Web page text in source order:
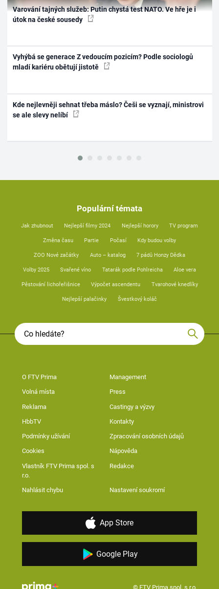
Varování tajných služeb: Putin chystá test NATO. Ve hře je i
útok na české sousedy
Vyhýbá se generace Z vedoucím pozicím? Podle sociologů
mladí kariéru obětují jistotě
Kde nejlevněji sehnat třeba máslo? Češi se vyznají, ministrovi
se ale slevy nelíbí
Populární témata
Jak zhubnout Nejlepší filmy 2024 Nejlepší horory TV program
Změna času Partie Počasí Kdy budou volby
ZOO Nové začátky Auto – katalog 7 pádů Honzy Dědka
Volby 2025 Svařené víno Tatarák podle Pohlreicha Aloe vera
Pěstování lichořeřišnice Výpočet ascendentu Tvarohové knedlíky
Nejlepší palačinky Švestkový koláč
O FTV Prima Management
Volná místa Press
Reklama Castingy a výzvy
HbbTV Kontakty
Podmínky užívání Zpracování osobních údajů
Cookies Nápověda
Vlastník FTV Prima spol. s
r.o.
Redakce
Nahlásit chybu Nastavení soukromí
App Store
Google Play
© FTV Prima spol. s r.o.